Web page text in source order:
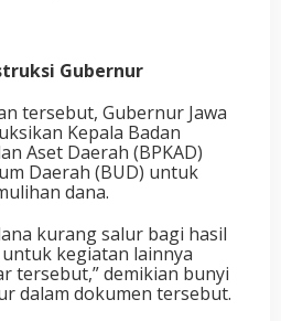
Gubernur
tersebut, Gubernur Jawa
Kepala Badan
Aset Daerah (BPKAD)
Daerah (BUD) untuk
dana.
kurang salur bagi hasil
kegiatan lainnya
tersebut,” demikian bunyi
dalam dokumen tersebut.